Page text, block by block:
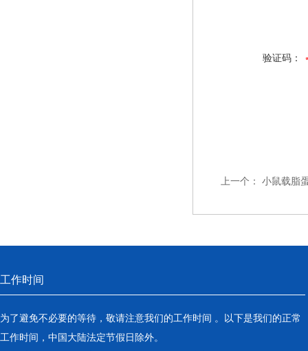
验证码：
上一个： 小鼠载脂
工作时间
为了避免不必要的等待，敬请注意我们的工作时间 。以下是我们的正常
工作时间，中国大陆法定节假日除外。